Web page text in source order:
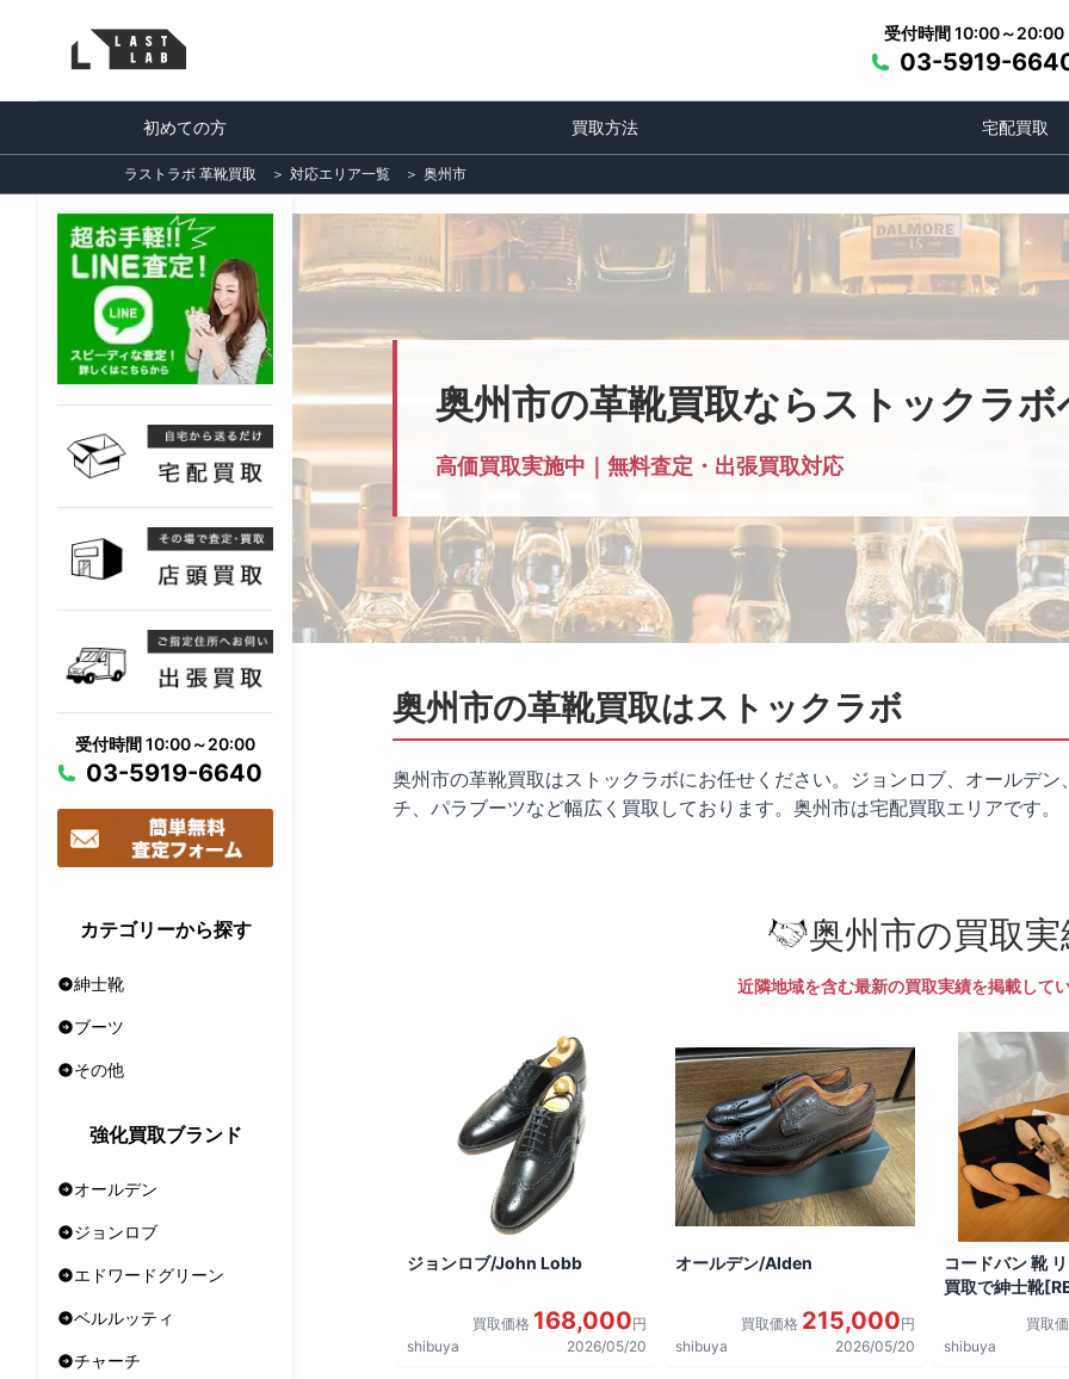
受付時間 10:00～20:00
03-5919-
初めての方 買取方法 宅配買取
ラストラボ 革靴買取 ＞ 対応エリア一覧 ＞ 奥州市
受付時間 10:00～20:00
03-5919-6640
カテゴリーから探す
紳士靴
ブーツ
その他
強化買取ブランド
オールデン
ジョンロブ
エドワードグリーン
ベルルッティ
チャーチ
奥州市の革靴買取ならストックラボ
高価買取実施中｜無料査定・出張買取対応
奥州市の革靴買取はストックラボ
奥州市の革靴買取はストックラボにお任せください。ジョンロブ、オールデ
チ、パラブーツなど幅広く買取しております。奥州市は宅配買取エリアです。
奥州市の買取実
近隣地域を含む最新の買取実績を掲載して
ジョンロブ/John Lobb
買取価格 168,000円
shibuya
2026/05/20
オールデン/Alden
買取価格 215,000円
shibuya
2026/05/20
コードバン 靴
買取で紳士靴
買取
shibuya